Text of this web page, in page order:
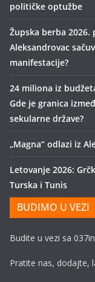
političke optužbe
Župska berba
Aleksandrovac
manifestacije?
24 miliona iz
Gde je granica
sekularne države?
„Magna“ odlazi iz
Letovanje 2026:
Turska i Tunis
BUDIMO U VEZI
Budite u vezi sa
Pratite nas, dodajte,